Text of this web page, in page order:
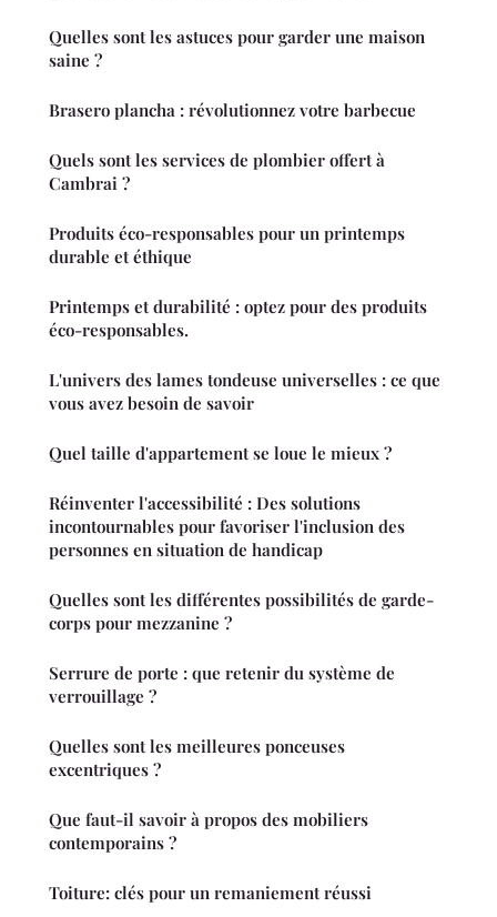
Quelles sont les astuces pour garder une maison
saine ?
Brasero plancha : révolutionnez votre barbecue
Quels sont les services de plombier offert à
Cambrai ?
Produits éco-responsables pour un printemps
durable et éthique
Printemps et durabilité : optez pour des produits
éco-responsables.
L'univers des lames tondeuse universelles : ce que
vous avez besoin de savoir
Quel taille d'appartement se loue le mieux ?
Réinventer l'accessibilité : Des solutions
incontournables pour favoriser l'inclusion des
personnes en situation de handicap
Quelles sont les différentes possibilités de garde-
corps pour mezzanine ?
Serrure de porte : que retenir du système de
verrouillage ?
Quelles sont les meilleures ponceuses
excentriques ?
Que faut-il savoir à propos des mobiliers
contemporains ?
Toiture: clés pour un remaniement réussi